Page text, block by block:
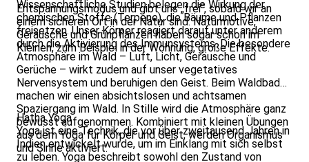
Entspannungsmodus und gibt uns „frei“, sobald wir an
einem sicheren Ort in der Natur sind. Naturmotive,
Geräusche und Grünpflanzen haben sogar schon im
Kleinen, zum Beispiel in der Wohnung, große Effekte.
Wissenschaftliche Studien belegen die Wirkung der
chemischen Stoffe (Terpene), die Bäume und Pflanzen
freisetzen. Unser Körper reagiert darauf unter anderem
durch die Aktivierung des Immunsystems. Die besondere
Atmosphäre im Wald – Luft, Licht, Geräusche und
Gerüche – wirkt zudem auf unser vegetatives
Nervensystem und beruhigen den Geist. Beim Waldbaden
machen wir einen absichtslosen und achtsamen
Spaziergang im Wald. In Stille wird die Atmosphäre ganz
bewusst aufgenommen. Kombiniert mit kleinen Übungen
aus dem Yoga für Körper und Geist, werden Organismus
und Sinne aktiviert.
Hatha Yoga
Yoga ist eine Technik, die vor über zweitausend Jahren in
Indien entwickelt wurde, um im Einklang mit sich selbst
zu leben. Yoga beschreibt sowohl den Zustand von